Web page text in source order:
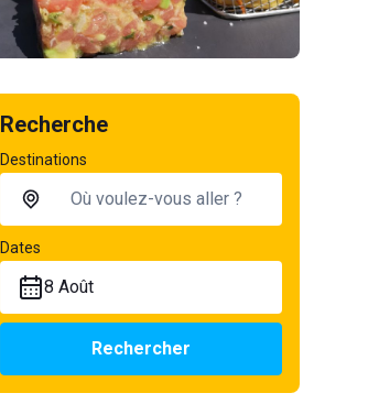
Recherche
Destinations
Dates
8 Août
Rechercher